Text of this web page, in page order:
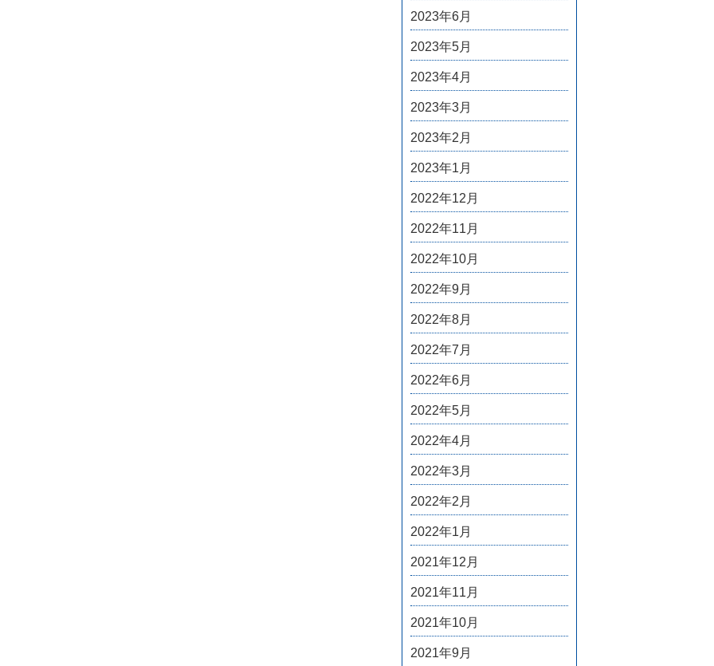
2023年6月
2023年5月
2023年4月
2023年3月
2023年2月
2023年1月
2022年12月
2022年11月
2022年10月
2022年9月
2022年8月
2022年7月
2022年6月
2022年5月
2022年4月
2022年3月
2022年2月
2022年1月
2021年12月
2021年11月
2021年10月
2021年9月